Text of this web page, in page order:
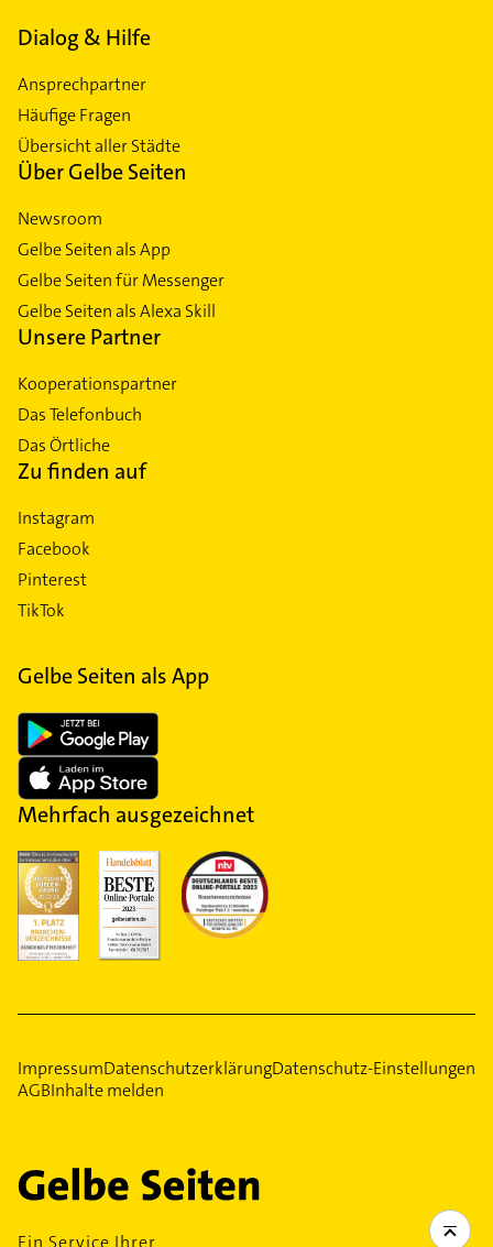
Dialog & Hilfe
Ansprechpartner
Häufige Fragen
Übersicht aller Städte
Über Gelbe Seiten
Newsroom
Gelbe Seiten als App
Gelbe Seiten für Messenger
Gelbe Seiten als Alexa Skill
Unsere Partner
Kooperationspartner
Das Telefonbuch
Das Örtliche
Zu finden auf
Instagram
Facebook
Pinterest
TikTok
Gelbe Seiten als App
Mehrfach ausgezeichnet
ImpressumDatenschutzerklärungDatenschutz-Einstellungen
AGBInhalte melden
Ein Service Ihrer